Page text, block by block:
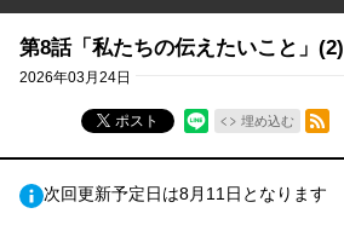
第8話「私たちの伝えたいこと」(2)
2026年03月24日
ポスト 埋め込む
RSSフィード
次回更新予定日は8月11日となります